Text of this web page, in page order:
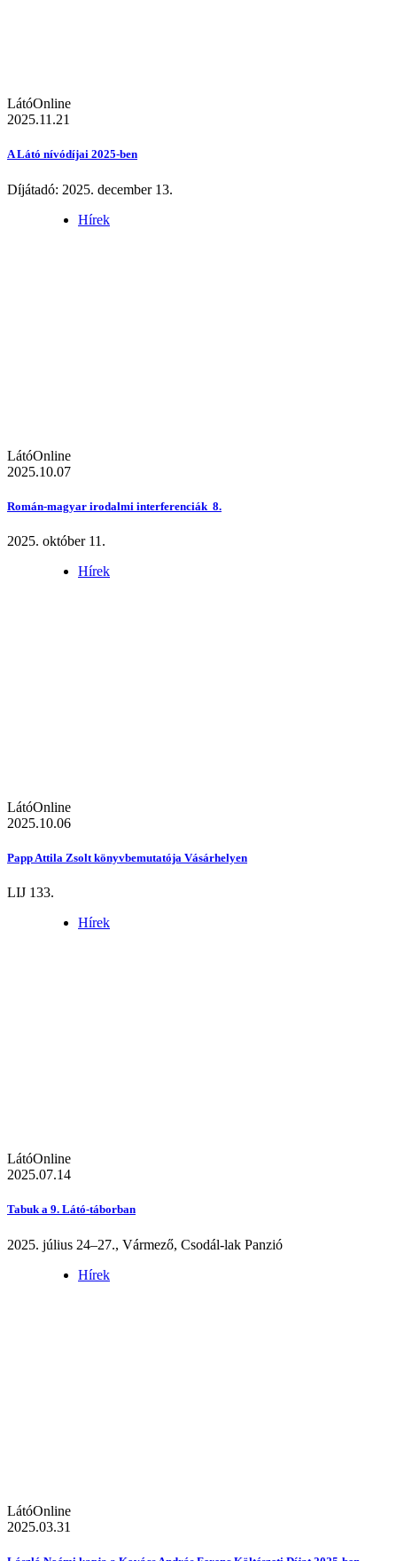
LátóOnline
2025.11.21
A Látó nívódíjai 2025-ben
Díjátadó: 2025. december 13.
Hírek
LátóOnline
2025.10.07
Román-magyar irodalmi interferenciák 8.
2025. október 11.
Hírek
LátóOnline
2025.10.06
Papp Attila Zsolt könyvbemutatója Vásárhelyen
LIJ 133.
Hírek
LátóOnline
2025.07.14
Tabuk a 9. Látó-táborban
2025. július 24–27., Vármező, Csodál-lak Panzió
Hírek
LátóOnline
2025.03.31